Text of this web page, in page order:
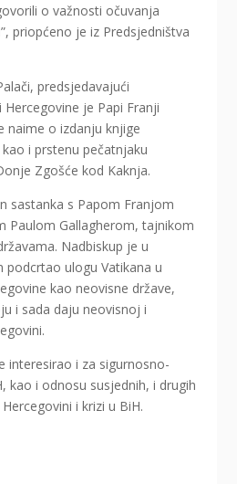
o važnosti očuvanja
priopćeno je iz Predsjedništva
predsjedavajući
je Papi Franji
naime o izdanju knjige
i prstenu pečatnjaku
Zgošće kod Kaknja.
sastanka s Papom Franjom
Paulom Gallagherom, tajnikom
Nadbiskup je u
podcrtao ulogu Vatikana u
kao neovisne države,
i sada daju neovisnoj i
interesirao i za sigurnosno-
kao i odnosu susjednih, i drugih
i krizi u BiH.